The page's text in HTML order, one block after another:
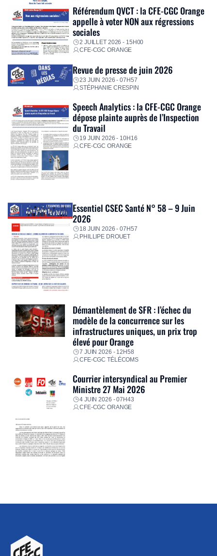
Référendum QVCT : la CFE-CGC Orange
appelle à voter NON aux régressions
sociales
2 JUILLET 2026 - 15H00
CFE-CGC ORANGE
Revue de presse de juin 2026
23 JUIN 2026 - 07H57
STÉPHANIE CRESPIN
Speech Analytics : la CFE-CGC Orange
dépose plainte auprès de l’Inspection
du Travail
19 JUIN 2026 - 10H16
CFE-CGC ORANGE
Essentiel CSEC Santé N° 58 – 9 Juin
2026
18 JUIN 2026 - 07H57
PHILLIPE DROUET
Démantèlement de SFR : l’échec du
modèle de la concurrence sur les
infrastructures uniques, un prix trop
élevé pour Orange
7 JUIN 2026 - 12H58
CFE-CGC TÉLÉCOMS
Courrier intersyndical au Premier
Ministre 27 Mai 2026
4 JUIN 2026 - 07H43
CFE-CGC ORANGE